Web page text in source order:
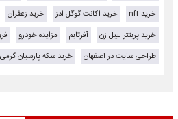
خرید nft
خرید اکانت گوگل ادز خرید زعفران
خرید پرینتر لیبل زن
آفرتایم مزایده خودرو
طراحی سایت در اصفهان
خرید سکه پارسیان گرمی